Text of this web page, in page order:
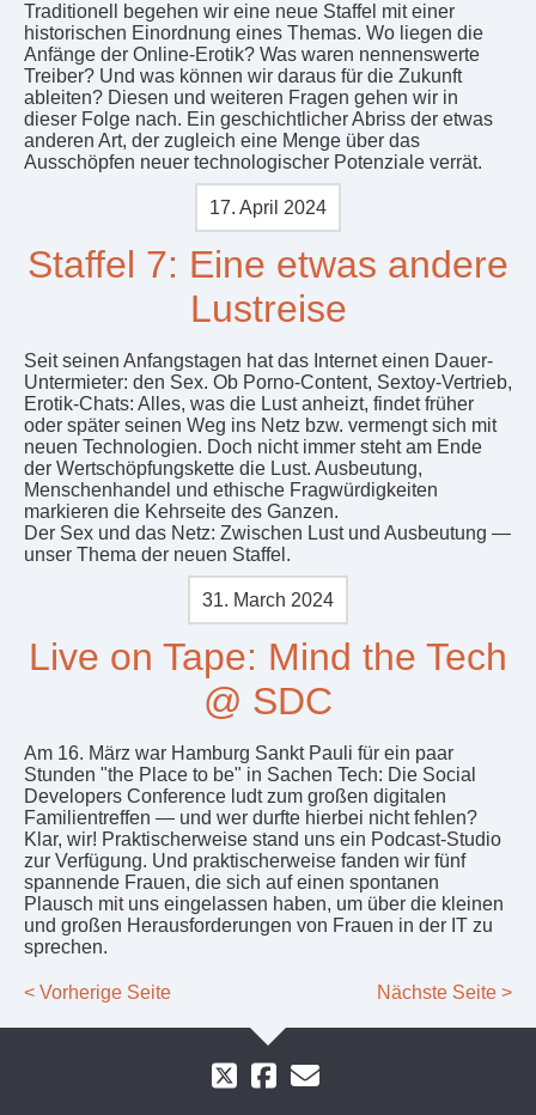
Traditionell begehen wir eine neue Staffel mit einer
historischen Einordnung eines Themas. Wo liegen die
Anfänge der Online-Erotik? Was waren nennenswerte
Treiber? Und was können wir daraus für die Zukunft
ableiten? Diesen und weiteren Fragen gehen wir in
dieser Folge nach. Ein geschichtlicher Abriss der etwas
anderen Art, der zugleich eine Menge über das
Ausschöpfen neuer technologischer Potenziale verrät.
17. April 2024
Staffel 7: Eine etwas andere
Lustreise
Seit seinen Anfangstagen hat das Internet einen Dauer-
Untermieter: den Sex. Ob Porno-Content, Sextoy-Vertrieb,
Erotik-Chats: Alles, was die Lust anheizt, findet früher
oder später seinen Weg ins Netz bzw. vermengt sich mit
neuen Technologien. Doch nicht immer steht am Ende
der Wertschöpfungskette die Lust. Ausbeutung,
Menschenhandel und ethische Fragwürdigkeiten
markieren die Kehrseite des Ganzen.
Der Sex und das Netz: Zwischen Lust und Ausbeutung —
unser Thema der neuen Staffel.
31. March 2024
Live on Tape: Mind the Tech
@ SDC
Am 16. März war Hamburg Sankt Pauli für ein paar
Stunden "the Place to be" in Sachen Tech: Die Social
Developers Conference ludt zum großen digitalen
Familientreffen — und wer durfte hierbei nicht fehlen?
Klar, wir! Praktischerweise stand uns ein Podcast-Studio
zur Verfügung. Und praktischerweise fanden wir fünf
spannende Frauen, die sich auf einen spontanen
Plausch mit uns eingelassen haben, um über die kleinen
und großen Herausforderungen von Frauen in der IT zu
sprechen.
< Vorherige Seite Nächste Seite >